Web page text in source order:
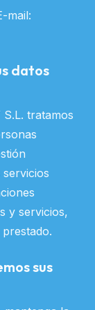
mail:
datos
S.L. tratamos
y servicios,
sus